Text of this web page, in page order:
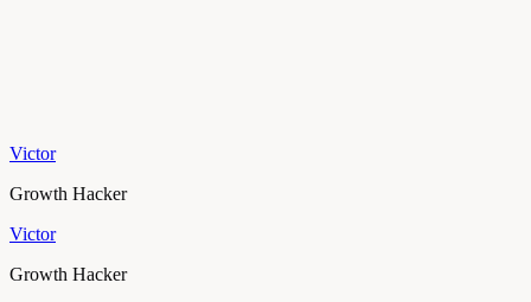
Victor
Growth Hacker
Victor
Growth Hacker